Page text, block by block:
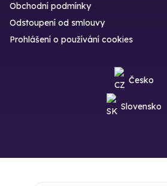
Obchodní podmínky
Odstoupení od smlouvy
Prohlášení o používání cookies
Česko
Slovensko